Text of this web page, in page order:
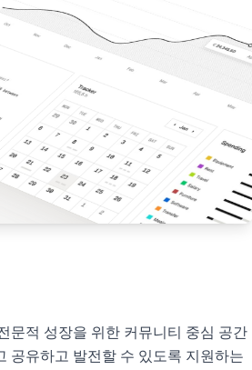
문적 성장을 위한 커뮤니티 중심 공간
공유하고 발전할 수 있도록 지원하는